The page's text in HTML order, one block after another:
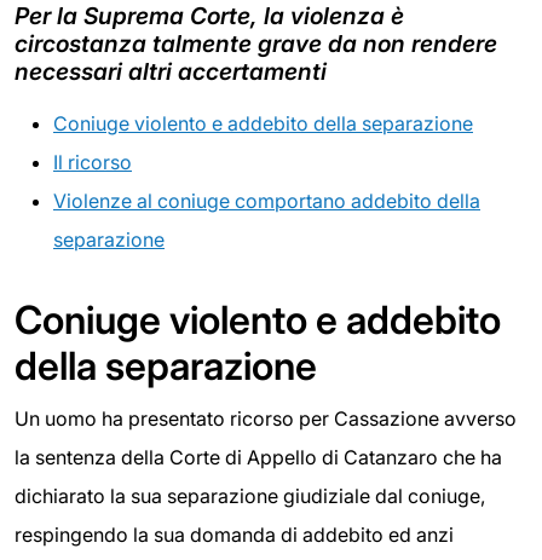
Per la Suprema Corte, la violenza è
circostanza talmente grave da non rendere
necessari altri accertamenti
Coniuge violento e addebito della separazione
Il ricorso
Violenze al coniuge comportano addebito della
separazione
Coniuge violento e addebito
della separazione
Un uomo ha presentato ricorso per Cassazione avverso
la sentenza della Corte di Appello di Catanzaro che ha
dichiarato la sua separazione giudiziale dal coniuge,
respingendo la sua domanda di addebito ed anzi